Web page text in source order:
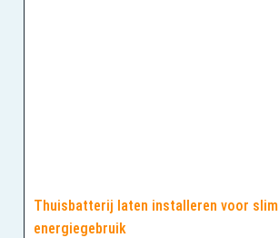
Thuisbatterij laten installeren voor slim
energiegebruik